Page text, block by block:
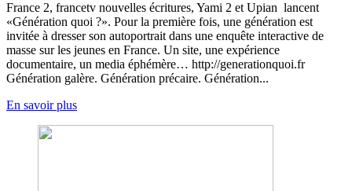
France 2, francetv nouvelles écritures, Yami 2 et Upian lancent
«Génération quoi ?». Pour la première fois, une génération est
invitée à dresser son autoportrait dans une enquête interactive de
masse sur les jeunes en France. Un site, une expérience
documentaire, un media éphémère… http://generationquoi.fr
Génération galère. Génération précaire. Génération...
En savoir plus